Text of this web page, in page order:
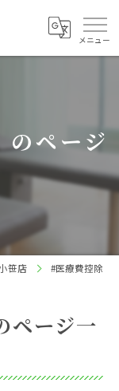
ページ
笹店 #医療費控除
ページ一